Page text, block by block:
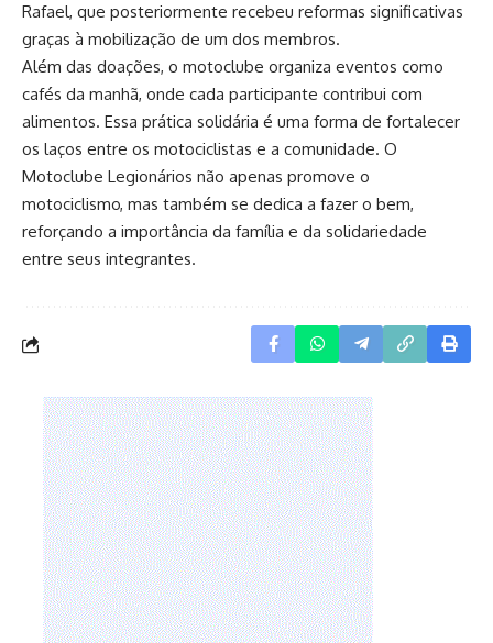
Rafael, que posteriormente recebeu reformas significativas
graças à mobilização de um dos membros.
Além das doações, o motoclube organiza eventos como
cafés da manhã, onde cada participante contribui com
alimentos. Essa prática solidária é uma forma de fortalecer
os laços entre os motociclistas e a comunidade. O
Motoclube Legionários não apenas promove o
motociclismo, mas também se dedica a fazer o bem,
reforçando a importância da família e da solidariedade
entre seus integrantes.